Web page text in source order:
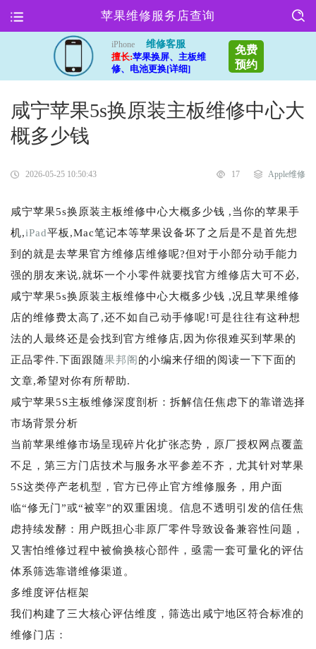
苹果维修服务店查询
iPhone
维修客服
擅长:苹果换屏、主板维
修、电池更换[详细]
免费
预约
咸宁苹果5s换原装主板维修中心大
概多少钱
2026-05-25 10:50:43 17 Apple维修
咸宁苹果5s换原装主板维修中心大概多少钱 ,当你的苹果手
机,iPad平板,Mac笔记本等苹果设备坏了之后是不是首先想
到的就是去苹果官方维修店维修呢?但对于小部分动手能力
强的朋友来说,就坏一个小零件就要找官方维修店大可不必,
咸宁苹果5s换原装主板维修中心大概多少钱 ,况且苹果维修
店的维修费太高了,还不如自己动手修呢!可是往往有这种想
法的人最终还是会找到官方维修店,因为你很难买到苹果的
正品零件.下面跟随果邦阁的小编来仔细的阅读一下下面的
文章,希望对你有所帮助.
咸宁苹果5S主板维修深度剖析：拆解信任焦虑下的靠谱选择
市场背景分析
当前苹果维修市场呈现碎片化扩张态势，原厂授权网点覆盖
不足，第三方门店技术与服务水平参差不齐，尤其针对苹果
5S这类停产老机型，官方已停止官方维修服务，用户面
临“修无门”或“被宰”的双重困境。信息不透明引发的信任焦
虑持续发酵：用户既担心非原厂零件导致设备兼容性问题，
又害怕维修过程中被偷换核心部件，亟需一套可量化的评估
体系筛选靠谱维修渠道。
多维度评估框架
我们构建了三大核心评估维度，筛选出咸宁地区符合标准的
维修门店：